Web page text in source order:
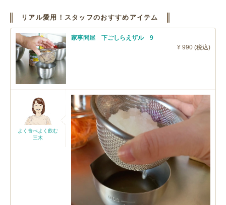
リアル愛用！スタッフのおすすめアイテム
家事問屋 下ごしらえザル 9
¥ 990 (税込)
よく食べよく飲む
三木